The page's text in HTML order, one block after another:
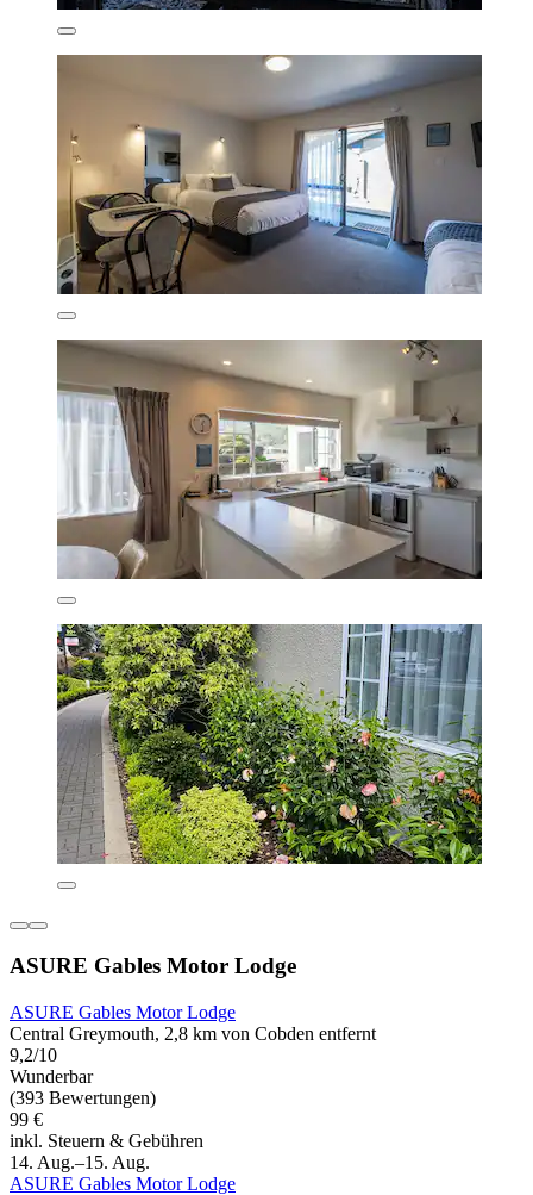
ASURE Gables Motor Lodge
ASURE Gables Motor Lodge
Central Greymouth, 2,8 km von Cobden entfernt
9,2/10
Wunderbar
(393 Bewertungen)
99 €
inkl. Steuern & Gebühren
14. Aug.–15. Aug.
ASURE Gables Motor Lodge